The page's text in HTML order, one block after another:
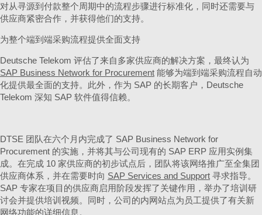
对从寻源到付款整个周期中的流程步骤进行标准化，同时还需要与
供应商紧密合作，并获得他们的支持。
为整个端到端采购流程提供全面支持
Deutsche Telekom 评估了来自多家供应商的解决方案，最终认为
SAP Business Network for Procurement 能够为端到端采购流程自动
化提供最全面的支持。此外，作为 SAP 的长期客户，Deutsche
Telekom 深知 SAP 软件值得信赖。
DTSE 团队在六个月内完成了 SAP Business Network for
Procurement 的实施，并将其与公司现有的 SAP ERP 应用实例集
成。在完成 10 家供应商的初步试点后，团队将该网络推广至全集团
供应商体系，并在需要时向 SAP Services and Support 寻求指导。
SAP 专家在项目的供应商启用阶段发挥了关键作用，举办了培训研
讨会并提供培训视频。同时，公司的内网站点为员工提供了有关新
网络功能的详细信息。